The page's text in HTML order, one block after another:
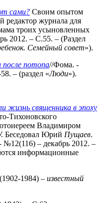
сами? Своим опытом
редактор журнала для
троих усыновленных
2012. – С.55. – (Раздел
Семейный совет»).
потопа//Фома. -
– (раздел «Люди»).
жизнь священника в эпоху
Тихоновского
Владимиром
Беседовал Юрий Пущаев.
– декабрь 2012. –
информационные
(1902-1984) – известный